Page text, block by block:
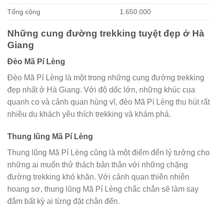
Tổng cộng 1.650.000
Những cung đường trekking tuyệt đẹp ở Hà
Giang
Đèo Mã Pí Lèng
Đèo Mã Pí Lèng là một trong những cung đường trekking
đẹp nhất ở Hà Giang. Với độ dốc lớn, những khúc cua
quanh co và cảnh quan hùng vĩ, đèo Mã Pí Lèng thu hút rất
nhiều du khách yêu thích trekking và khám phá.
Thung lũng Mã Pí Lèng
Thung lũng Mã Pí Lèng cũng là một điểm đến lý tưởng cho
những ai muốn thử thách bản thân với những chặng
đường trekking khó khăn. Với cảnh quan thiên nhiên
hoang sơ, thung lũng Mã Pí Lèng chắc chắn sẽ làm say
đắm bất kỳ ai từng đặt chân đến.